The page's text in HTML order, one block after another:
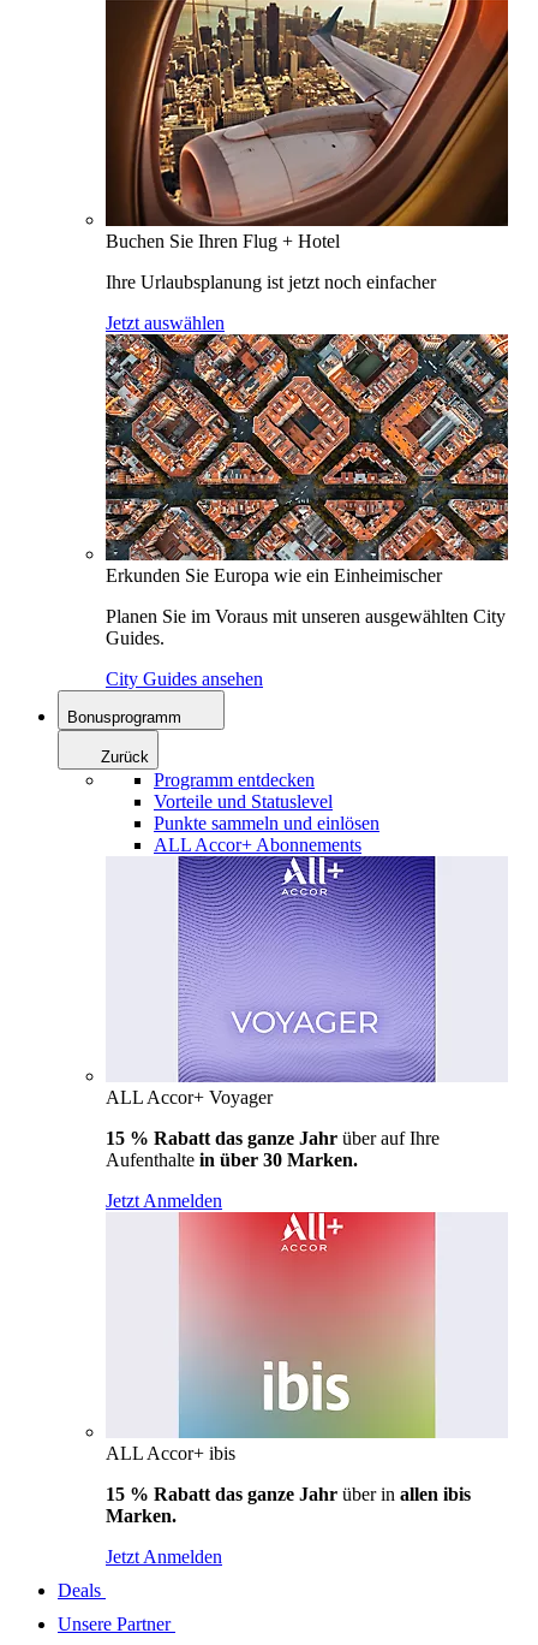
Buchen Sie Ihren Flug + Hotel
Ihre Urlaubsplanung ist jetzt noch einfacher
Jetzt auswählen
Erkunden Sie Europa wie ein Einheimischer
Planen Sie im Voraus mit unseren ausgewählten City
Guides.
City Guides ansehen
Bonusprogramm
Zurück
Programm entdecken
Vorteile und Statuslevel
Punkte sammeln und einlösen
ALL Accor+ Abonnements
ALL Accor+ Voyager
15 % Rabatt das ganze Jahr über auf Ihre
Aufenthalte in über 30 Marken.
Jetzt Anmelden
ALL Accor+ ibis
15 % Rabatt das ganze Jahr über in allen ibis
Marken.
Jetzt Anmelden
Deals
Unsere Partner